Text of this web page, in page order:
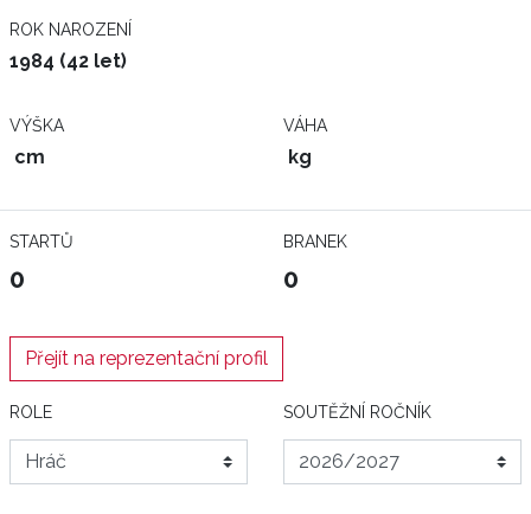
ROK NAROZENÍ
1984 (42 let)
VÝŠKA
cm
VÁHA
kg
STARTŮ
0
BRANEK
0
Přejít na reprezentační profil
ROLE SOUTĚŽNÍ ROČNÍK